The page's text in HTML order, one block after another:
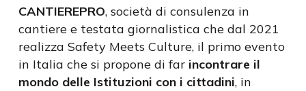
CANTIEREPRO, società di consulenza in
cantiere e testata giornalistica che dal 2021
realizza Safety Meets Culture, il primo evento
in Italia che si propone di far incontrare il
mondo delle Istituzioni con i cittadini, in